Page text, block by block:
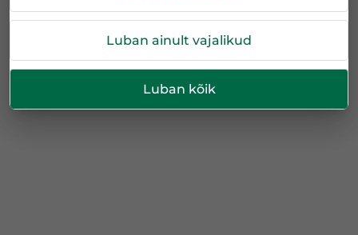
Luban ainult vajalikud
Luban kõik